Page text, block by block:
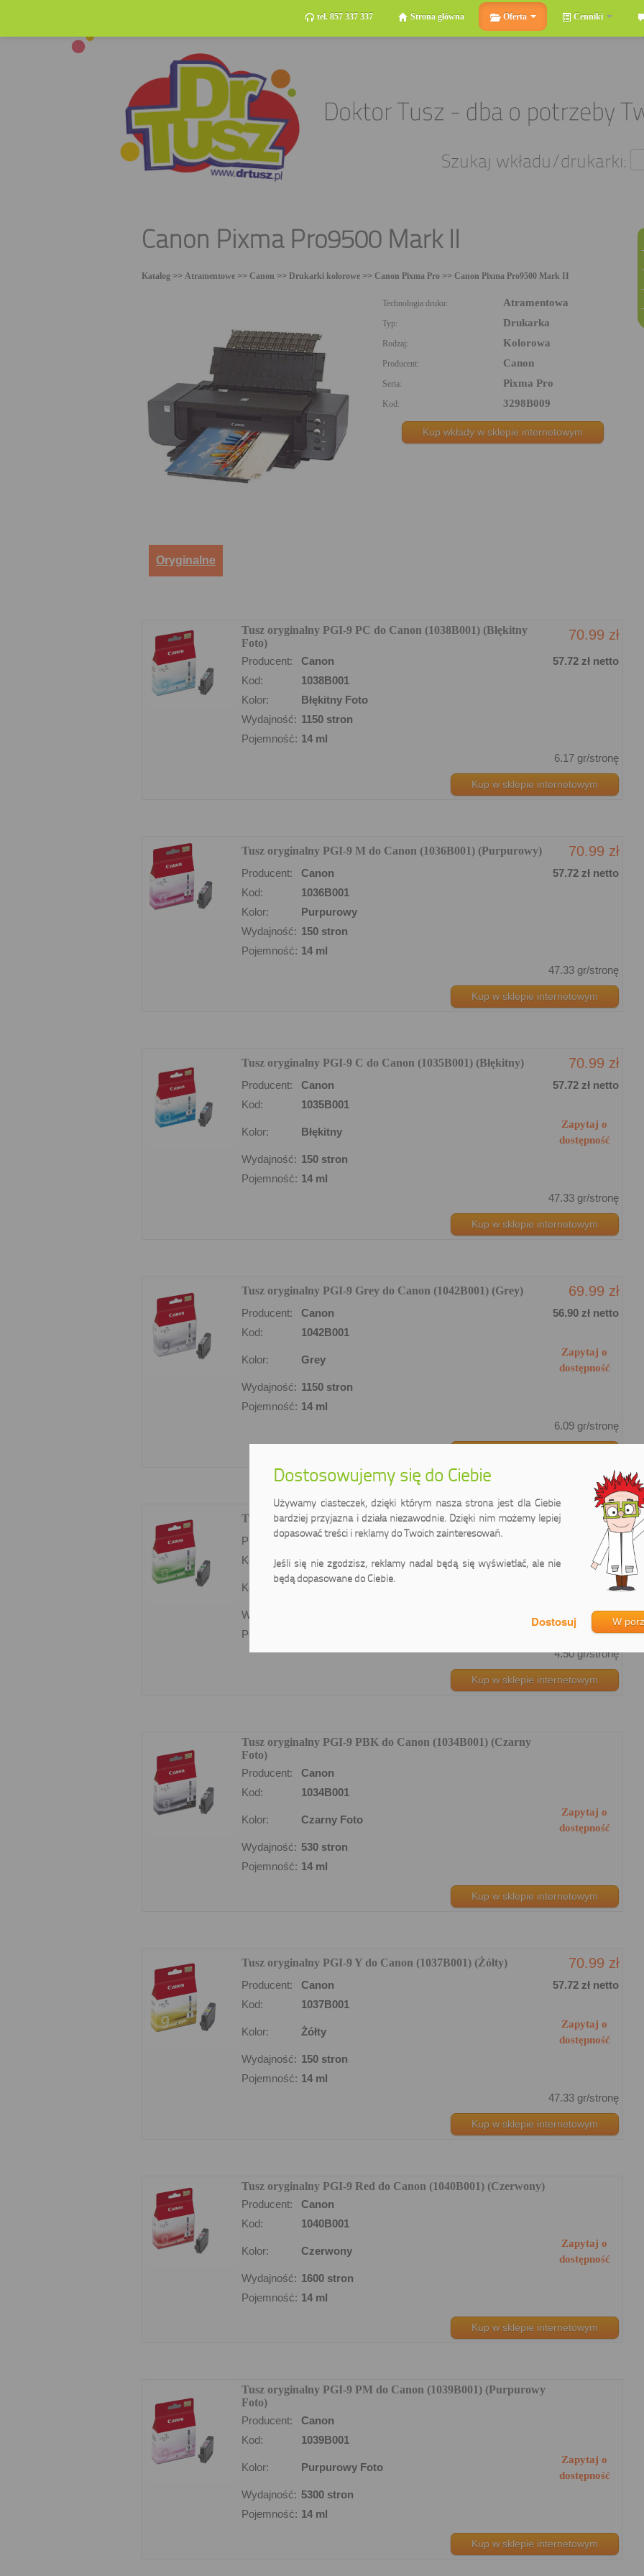
tel. 857 337 337 Strona główna Oferta Cenniki
Szukaj wkładu/drukarki:
Canon Pixma Pro9500 Mark II
Katalog >> Atramentowe >> Canon >> Drukarki kolorowe >> Canon Pixma Pro >> Canon Pixma Pro9500 Mark II
Technologia druku: Atramentowa
Typ: Drukarka
Rodzaj: Kolorowa
Producent: Canon
Seria: Pixma Pro
Kod: 3298B009
Kup wkłady w sklepie internetowym
Oryginalne
Tusz oryginalny PGI-9 PC do Canon (1038B001) (Błękitny
Foto)
70.99 zł
Producent: Canon
57.72 zł netto
Kod:
1038B001
Kolor:
Błękitny Foto
Wydajność: 1150 stron
Pojemność: 14 ml
6.17 gr/stronę
Kup w sklepie internetowym
Tusz oryginalny PGI-9 M do Canon (1036B001) (Purpurowy) 70.99 zł
Producent: Canon
57.72 zł netto
Kod:
1036B001
Kolor:
Purpurowy
Wydajność: 150 stron
Pojemność: 14 ml
47.33 gr/stronę
Kup w sklepie internetowym
Tusz oryginalny PGI-9 C do Canon (1035B001) (Błękitny) 70.99 zł
Producent: Canon
57.72 zł netto
Kod:
1035B001
Kolor: Błękitny
Zapytaj o
dostępność
Wydajność: 150 stron
Pojemność: 14 ml
47.33 gr/stronę
Kup w sklepie internetowym
Tusz oryginalny PGI-9 Grey do Canon (1042B001) (Grey) 69.99 zł
Producent: Canon
56.90 zł netto
Kod:
1042B001
Kolor: Grey
Zapytaj o
dostępność
Wydajność: 1150 stron
Pojemność: 14 ml
6.09 gr/stronę
Tusz oryginalny PGI-9 Green do Canon (1041B001) (Zielony) 71.99 zł
Producent: Canon
58.53 zł netto
Kod:
1041B001
Kolor: Zielony
Wydajność:
Pojemność:
4.50 gr/stronę
Kup w sklepie internetowym
Tusz oryginalny PGI-9 PBK do Canon (1034B001) (Czarny
Foto)
Producent:
Canon
Kod:
1034B001
Kolor: Czarny Foto
Zapytaj o
dostępność
Wydajność: 530 stron
Pojemność: 14 ml
Kup w sklepie internetowym
Tusz oryginalny PGI-9 Y do Canon (1037B001) (Żółty) 70.99 zł
Producent: Canon
57.72 zł netto
Kod:
1037B001
Kolor: Żółty
Zapytaj o
dostępność
Wydajność: 150 stron
Pojemność: 14 ml
47.33 gr/stronę
Kup w sklepie internetowym
Tusz oryginalny PGI-9 Red do Canon (1040B001) (Czerwony)
Producent:
Canon
Kod:
1040B001
Kolor: Czerwony
Zapytaj o
dostępność
Wydajność: 1600 stron
Pojemność: 14 ml
Kup w sklepie internetowym
Tusz oryginalny PGI-9 PM do Canon (1039B001) (Purpurowy
Foto)
Producent:
Canon
Kod:
1039B001
Kolor: Purpurowy Foto
Zapytaj o
dostępność
Wydajność: 5300 stron
Pojemność: 14 ml
Kup w sklepie internetowym
Dostosowujemy się do Ciebie
Używamy ciasteczek, dzięki którym nasza strona jest dla Ciebie
bardziej przyjazna i działa niezawodnie. Dzięki nim możemy lepiej
dopasować treści i reklamy do Twoich zainteresowań.
Jeśli się nie zgodzisz, reklamy nadal będą się wyświetlać, ale nie
będą dopasowane do Ciebie.
W